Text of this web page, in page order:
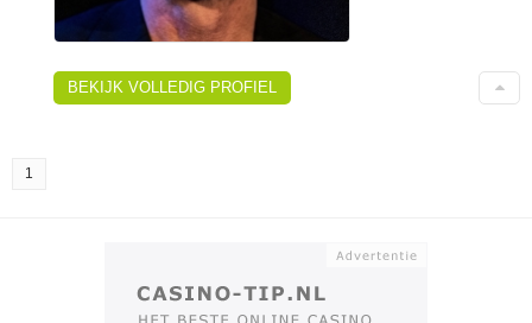
BEKIJK VOLLEDIG PROFIEL
1